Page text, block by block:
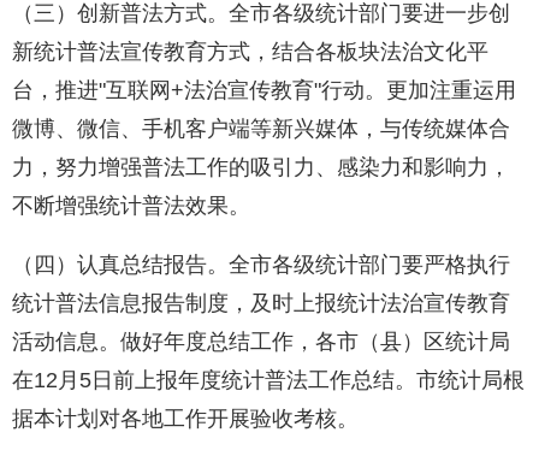
（三）创新普法方式。全市各级统计部门要进一步创
新统计普法宣传教育方式，结合各板块法治文化平
台，推进"互联网+法治宣传教育"行动。更加注重运用
微博、微信、手机客户端等新兴媒体，与传统媒体合
力，努力增强普法工作的吸引力、感染力和影响力，
不断增强统计普法效果。
（四）认真总结报告。全市各级统计部门要严格执行
统计普法信息报告制度，及时上报统计法治宣传教育
活动信息。做好年度总结工作，各市（县）区统计局
在12月5日前上报年度统计普法工作总结。市统计局根
据本计划对各地工作开展验收考核。